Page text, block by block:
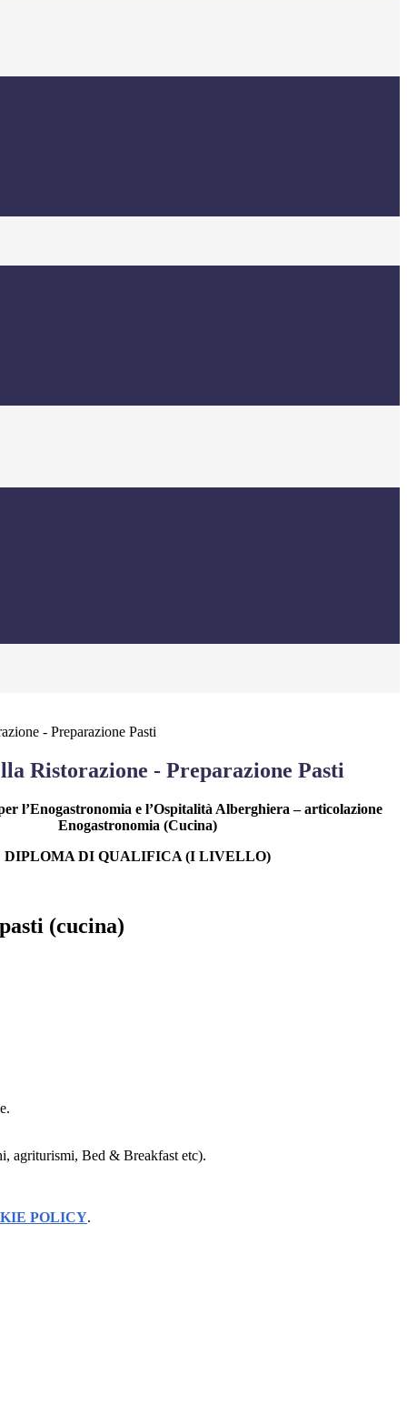
- Preparazione Pasti
Ristorazione - Preparazione Pasti
l’Enogastronomia e l’Ospitalità Alberghiera – articolazione
Enogastronomia (Cucina)
DIPLOMA DI QUALIFICA (I LIVELLO)
(cucina)
agriturismi, Bed & Breakfast etc).
POLICY.